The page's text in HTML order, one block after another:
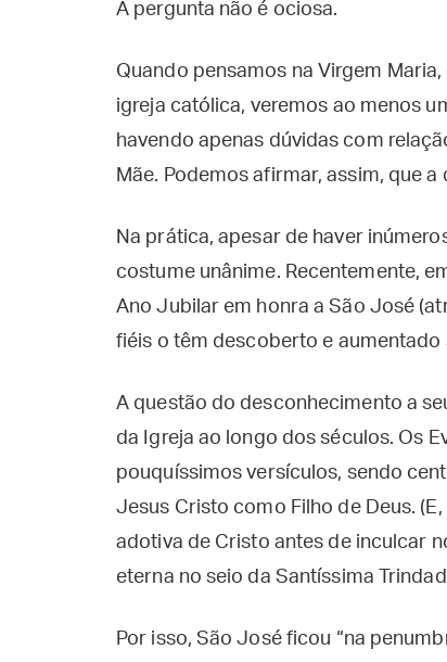
A pergunta não é ociosa.
Quando pensamos na Virgem
igreja católica, veremos ao menos
havendo apenas dúvidas com
Mãe. Podemos afirmar, assim, que
Na prática, apesar de haver
costume unânime. Recentemente,
Ano Jubilar em honra a São José
fiéis o têm descoberto e aumentado
A questão do desconhecimento a
da Igreja ao longo dos séculos. Os
pouquíssimos versículos, sendo
Jesus Cristo como Filho de Deus.
adotiva de Cristo antes de inculcar
eterna no seio da Santíssima
Por isso, São José ficou “na